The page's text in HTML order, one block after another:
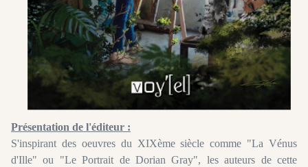
Présentation de l'éditeur :
S'inspirant des oeuvres du XIXème siècle comme "La Vénus
d'Ille" ou "Le Portrait de Dorian Gray", les auteurs de cette